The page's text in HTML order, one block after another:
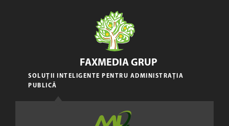
FAXMEDIA GRUP
SOLUȚII INTELIGENTE PENTRU ADMINISTRAȚIA
PUBLICĂ